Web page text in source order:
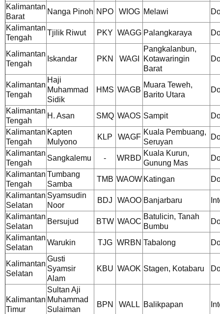
Kalimantan
Barat
Nanga Pinoh NPO WIOG Melawi
Kalimantan
Tengah
Tjilik Riwut PKY WAGG Palangkaraya
Kalimantan
Tengah
Iskandar PKN WAGI
Pangkalanbun,
Kotawaringin
Barat
Kalimantan
Tengah
Haji
Muhammad
Sidik
HMS WAGB
Muara Teweh,
Barito Utara
Kalimantan
Tengah
H. Asan SMQ WAOS Sampit
Kalimantan
Tengah
Kapten
Mulyono
KLP WAGF
Kuala Pembuang,
Seruyan
Kalimantan
Tengah
Sangkalemu - WRBD
Kuala Kurun,
Gunung Mas
Kalimantan
Tengah
Tumbang
Samba
TMB WAOW Katingan
Kalimantan
Selatan
Syamsudin
Noor
BDJ WAOO Banjarbaru
Kalimantan
Selatan
Bersujud BTW WAOC
Batulicin, Tanah
Bumbu
Kalimantan
Selatan
Warukin TJG WRBN Tabalong
Kalimantan
Selatan
Gusti
Syamsir
Alam
KBU WAOK Stagen, Kotabaru
Kalimantan
Timur
Sultan Aji
Muhammad
Sulaiman
BPN WALL Balikpapan